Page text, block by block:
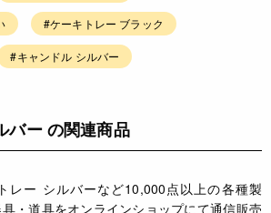
#ケーキトレー ブラック
#キャンドル シルバー
バー の関連商品
レー シルバーなど10,000点以上の各種製
・道具をオンラインショップにて通信販売